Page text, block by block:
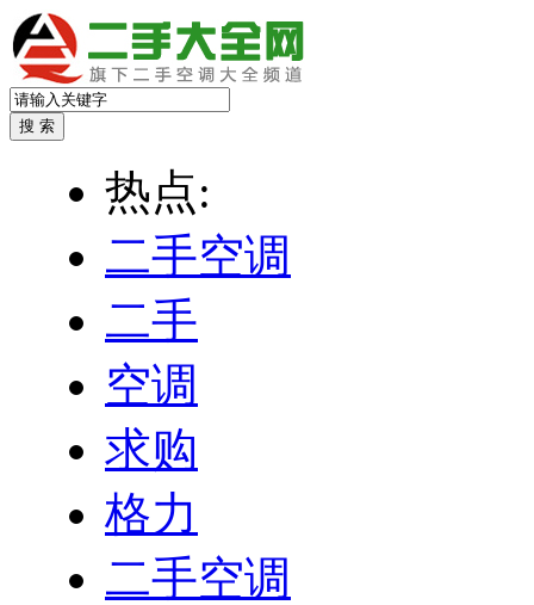
热点:
二手空调
二手
空调
求购
格力
二手空调